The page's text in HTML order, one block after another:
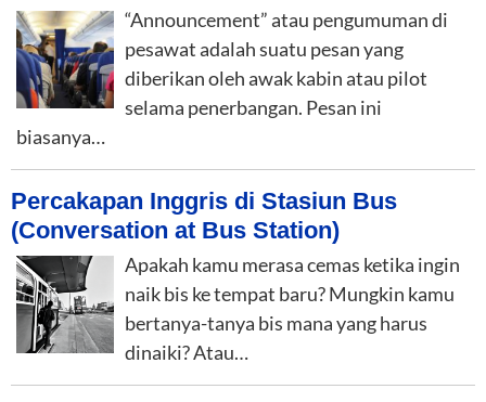
“Announcement” atau pengumuman di
pesawat adalah suatu pesan yang
diberikan oleh awak kabin atau pilot
selama penerbangan. Pesan ini
biasanya…
Percakapan Inggris di Stasiun Bus
(Conversation at Bus Station)
Apakah kamu merasa cemas ketika ingin
naik bis ke tempat baru? Mungkin kamu
bertanya-tanya bis mana yang harus
dinaiki? Atau…